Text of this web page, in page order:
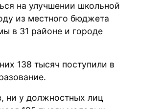
на улучшении школьной
из местного бюджета
в 31 районе и городе
138 тысяч поступили в
ни у должностных лиц